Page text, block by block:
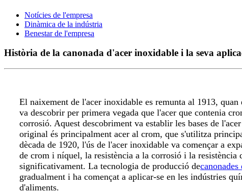
Notícies de l'empresa
Dinàmica de la indústria
Benestar de l'empresa
Història de la canonada d'acer inoxidable i la seva
El naixement de l'acer inoxidable es remunta al 1913,
va descobrir per primera vegada que l'acer que contenia
corrosió. Aquest descobriment va establir les bases de
original és principalment acer al crom, que s'utilitza
dècada de 1920, l'ús de l'acer inoxidable va començar a
de crom i níquel, la resistència a la corrosió i la
significativament. La tecnologia de producció de
gradualment i ha començat a aplicar-se en les indústries
d'aliments.